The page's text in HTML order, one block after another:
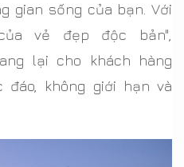
gian sống của bạn. Với
vẻ đẹp độc bản",
lại cho khách hàng
đáo, không giới hạn và